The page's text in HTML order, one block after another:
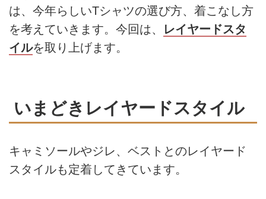
は、今年らしいTシャツの選び方、着こなし方
を考えていきます。今回は、
レイヤードスタ
イルを取り上げます。
いまどきレイヤードスタイル
キャミソールやジレ、ベストとのレイヤード
スタイルも定着してきています。